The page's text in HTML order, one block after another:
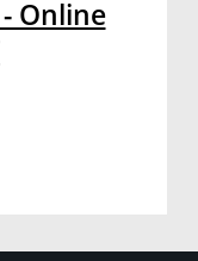
Online